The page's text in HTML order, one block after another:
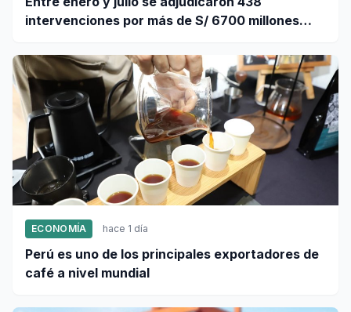
intervenciones por más de S/ 6700 millones
ECONOMÍA hace 1 día
Perú es uno de los principales exportadores de
café a nivel mundial